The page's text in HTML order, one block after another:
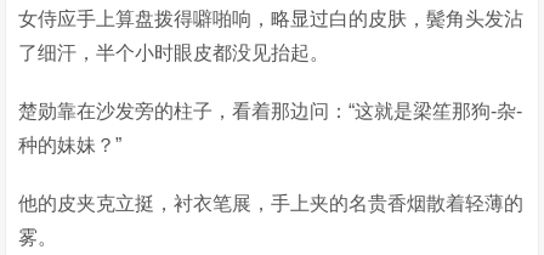
女侍应手上算盘拨得噼啪响，略显过白的皮肤，鬓角头发沾
了细汗，半个小时眼皮都没见抬起。
楚勋靠在沙发旁的柱子，看着那边问：“这就是梁笙那狗-杂-
种的妹妹？”
他的皮夹克立挺，衬衣笔展，手上夹的名贵香烟散着轻薄的
雾。